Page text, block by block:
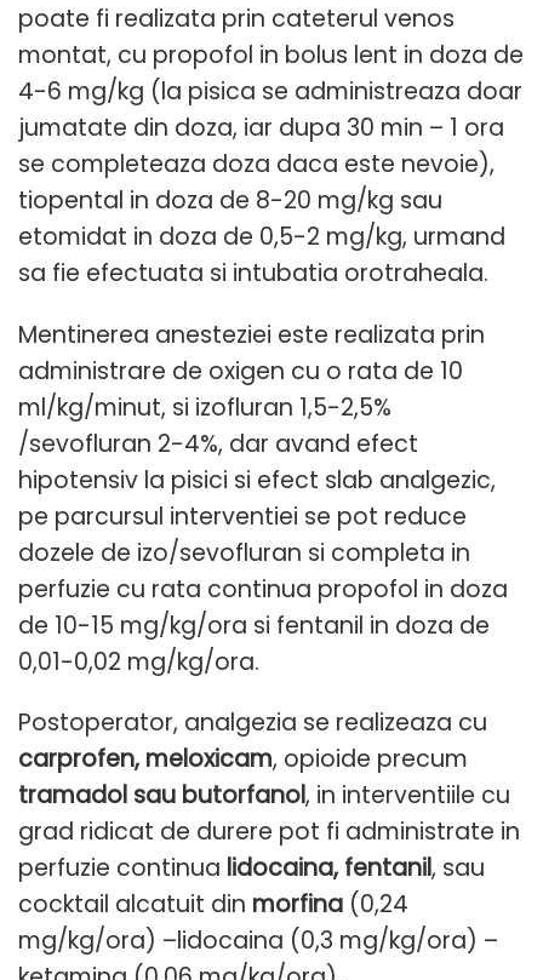
poate fi realizata prin cateterul venos
montat, cu propofol in bolus lent in doza de
4-6 mg/kg (la pisica se administreaza doar
jumatate din doza, iar dupa 30 min – 1 ora
se completeaza doza daca este nevoie),
tiopental in doza de 8-20 mg/kg sau
etomidat in doza de 0,5-2 mg/kg, urmand
sa fie efectuata si intubatia orotraheala.
Mentinerea anesteziei este realizata prin
administrare de oxigen cu o rata de 10
ml/kg/minut, si izofluran 1,5-2,5%
/sevofluran 2-4%, dar avand efect
hipotensiv la pisici si efect slab analgezic,
pe parcursul interventiei se pot reduce
dozele de izo/sevofluran si completa in
perfuzie cu rata continua propofol in doza
de 10-15 mg/kg/ora si fentanil in doza de
0,01-0,02 mg/kg/ora.
Postoperator, analgezia se realizeaza cu
carprofen, meloxicam, opioide precum
tramadol sau butorfanol, in interventiile cu
grad ridicat de durere pot fi administrate in
perfuzie continua lidocaina, fentanil, sau
cocktail alcatuit din morfina (0,24
mg/kg/ora) –lidocaina (0,3 mg/kg/ora) –